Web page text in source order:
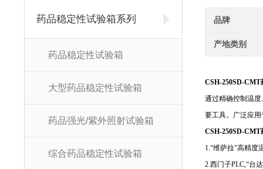
药品稳定性试验箱系列
药品稳定性试验箱
大型药品稳定性试验箱
药品强光/紫外照射试验箱
综合药品稳定性试验箱
品牌
产地类别
CSH-250SD-
通过精确控制温
要工具。广泛应
CSH-250SD-
1.“维萨拉"高精度
2.西门子PLC,“台